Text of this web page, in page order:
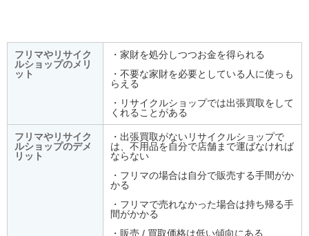
フリマやリサイク
ルショップのメリ
ット
・家財を処分しつつお金を得られる
・不要な家財を必要としている人に使っも
らえる
・リサイクルショップでは出張買取をして
くれることがある
フリマやリサイク
ルショップのデメ
リット
・出張買取がないリサイクルショップで
は、不用品を自分で店舗まで運ばなければ
ならない
・フリマの場合は自分で販売する手間がか
かる
・フリマで売れなかった場合は持ち帰る手
間がかかる
・販売 / 買取価格は低い傾向にある